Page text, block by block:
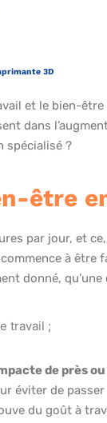
3D
et le bien-
dans
spécialisé ?
être
par jour, et
à être
donné,
travail ;
de près
éviter de
du goût à